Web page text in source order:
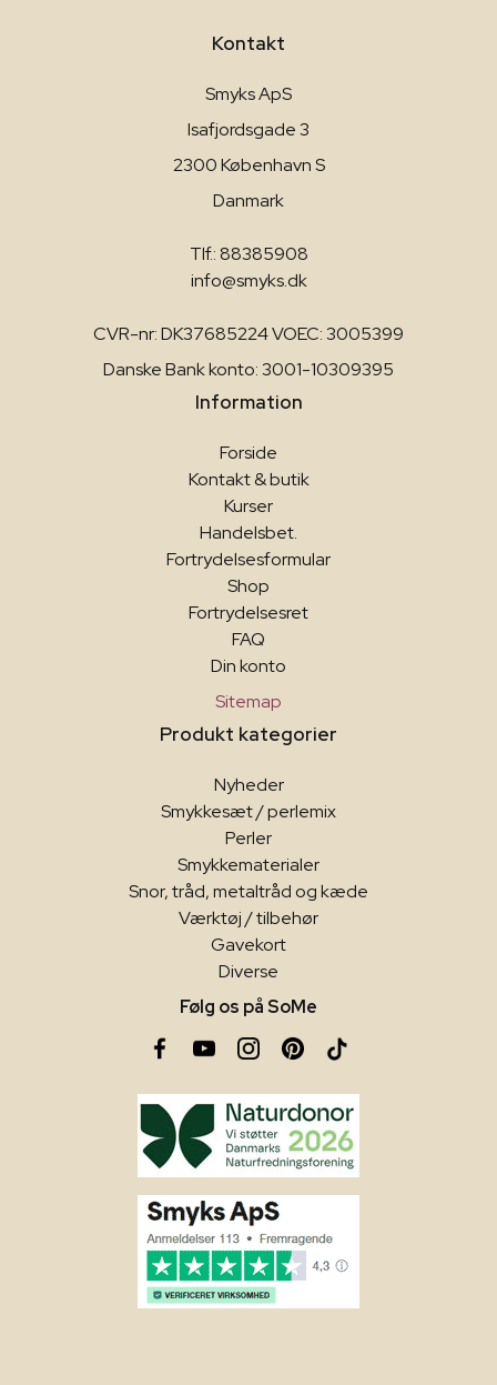
Kontakt
Smyks ApS
Isafjordsgade 3
2300 København S
Danmark
Tlf.: 88385908
info@smyks.dk
CVR-nr: DK37685224 VOEC: 3005399
Danske Bank konto: 3001-10309395
Information
Forside
Kontakt & butik
Kurser
Handelsbet.
Fortrydelsesformular
Shop
Fortrydelsesret
FAQ
Din konto
Sitemap
Produkt kategorier
Nyheder
Smykkesæt / perlemix
Perler
Smykkematerialer
Snor, tråd, metaltråd og kæde
Værktøj / tilbehør
Gavekort
Diverse
Følg os på SoMe